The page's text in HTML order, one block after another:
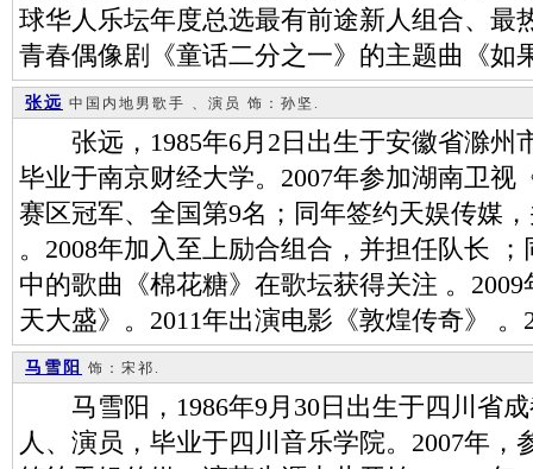
球华人乐坛年度总选最有前途新人组合、最
青春偶像剧《童话二分之一》的主题曲《
张远 中国内地男歌手 、演员 饰：孙坚.
张远，1985年6月2日出生于安徽省滁州
毕业于南京财经大学。2007年参加湖南卫视
赛区冠军、全国第9名；同年签约天娱传媒
。2008年加入至上励合组合，并担任队长
中的歌曲《棉花糖》在歌坛获得关注 。
天大盛》。2011年出演电影《敦煌传奇》
马雪阳 饰：宋祁.
马雪阳，1986年9月30日出生于四川省成
人、演员，毕业于四川音乐学院。2007年